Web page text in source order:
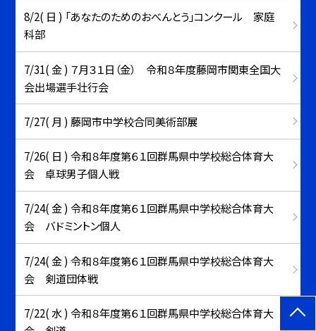
8/2( 日 ) 「あなたのためのおべんとう」コンクール 家庭
科部
7/31( 金 ) ７月３１日（金） 令和８年度藤岡市関東全国大
会出場選手壮行会
7/27( 月 ) 藤岡市中学校合同美術部展
7/26( 日 ) 令和８年度第６１回群馬県中学校総合体育大
会 卓球男子個人戦
7/24( 金 ) 令和８年度第６１回群馬県中学校総合体育大
会 バドミントン個人
7/24( 金 ) 令和８年度第６１回群馬県中学校総合体育大
会 剣道団体戦
7/22( 水 ) 令和８年度第６１回群馬県中学校総合体育大